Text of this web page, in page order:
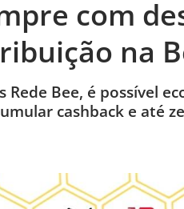
com
na
Rede Bee, é possível
cashback e até